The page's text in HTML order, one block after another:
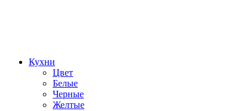
Кухни
Цвет
Белые
Черные
Желтые